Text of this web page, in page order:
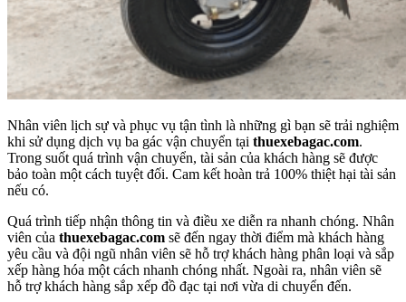
Nhân viên lịch sự và phục vụ tận tình là những gì bạn sẽ trải nghiệm
khi sử dụng dịch vụ ba gác vận chuyển tại thuexebagac.com.
Trong suốt quá trình vận chuyển, tài sản của khách hàng sẽ được
bảo toàn một cách tuyệt đối. Cam kết hoàn trả 100% thiệt hại tài sản
nếu có.
Quá trình tiếp nhận thông tin và điều xe diễn ra nhanh chóng. Nhân
viên của thuexebagac.com sẽ đến ngay thời điểm mà khách hàng
yêu cầu và đội ngũ nhân viên sẽ hỗ trợ khách hàng phân loại và sắp
xếp hàng hóa một cách nhanh chóng nhất. Ngoài ra, nhân viên sẽ
hỗ trợ khách hàng sắp xếp đồ đạc tại nơi vừa di chuyển đến.